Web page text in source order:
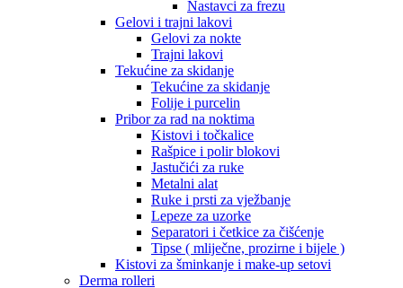
Nastavci za frezu
Gelovi i trajni lakovi
Gelovi za nokte
Trajni lakovi
Tekućine za skidanje
Tekućine za skidanje
Folije i purcelin
Pribor za rad na noktima
Kistovi i točkalice
Rašpice i polir blokovi
Jastučići za ruke
Metalni alat
Ruke i prsti za vježbanje
Lepeze za uzorke
Separatori i četkice za čišćenje
Tipse ( mliječne, prozirne i bijele )
Kistovi za šminkanje i make-up setovi
Derma rolleri